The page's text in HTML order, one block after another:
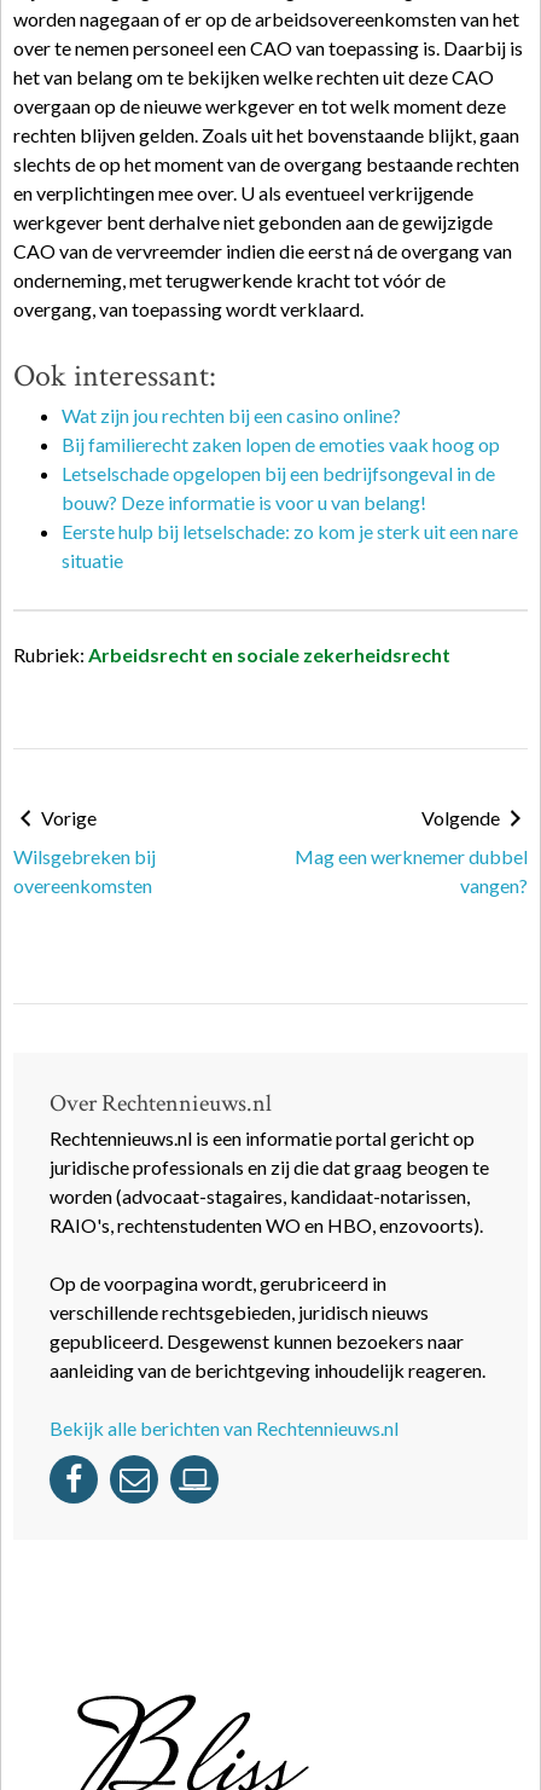
worden nagegaan of er op de arbeidsovereenkomsten van het
over te nemen personeel een CAO van toepassing is. Daarbij is
het van belang om te bekijken welke rechten uit deze CAO
overgaan op de nieuwe werkgever en tot welk moment deze
rechten blijven gelden. Zoals uit het bovenstaande blijkt, gaan
slechts de op het moment van de overgang bestaande rechten
en verplichtingen mee over. U als eventueel verkrijgende
werkgever bent derhalve niet gebonden aan de gewijzigde
CAO van de vervreemder indien die eerst ná de overgang van
onderneming, met terugwerkende kracht tot vóór de
overgang, van toepassing wordt verklaard.
Ook interessant:
Wat zijn jou rechten bij een casino online?
Bij familierecht zaken lopen de emoties vaak hoog op
Letselschade opgelopen bij een bedrijfsongeval in de
bouw? Deze informatie is voor u van belang!
Eerste hulp bij letselschade: zo kom je sterk uit een nare
situatie
Rubriek: Arbeidsrecht en sociale zekerheidsrecht
Vorige
Wilsgebreken bij
overeenkomsten
Volgende
Mag een werknemer dubbel
vangen?
Over Rechtennieuws.nl
Rechtennieuws.nl is een informatie portal gericht op
juridische professionals en zij die dat graag beogen te
worden (advocaat-stagaires, kandidaat-notarissen,
RAIO's, rechtenstudenten WO en HBO, enzovoorts).
Op de voorpagina wordt, gerubriceerd in
verschillende rechtsgebieden, juridisch nieuws
gepubliceerd. Desgewenst kunnen bezoekers naar
aanleiding van de berichtgeving inhoudelijk reageren.
Bekijk alle berichten van Rechtennieuws.nl